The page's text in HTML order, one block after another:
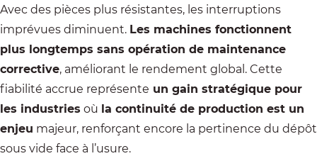
Avec des pièces plus résistantes, les interruptions
imprévues diminuent. Les machines fonctionnent
plus longtemps sans opération de maintenance
corrective, améliorant le rendement global. Cette
fiabilité accrue représente un gain stratégique pour
les industries où la continuité de production est un
enjeu majeur, renforçant encore la pertinence du dépôt
sous vide face à l’usure.